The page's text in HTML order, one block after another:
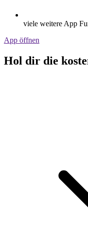
viele weitere App
App öffnen
Hol dir die